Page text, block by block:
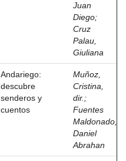
Juan
Diego;
Cruz
Palau,
Giuliana
Andariego:
descubre
senderos y
cuentos
Muñoz,
Cristina,
dir. ;
Fuentes
Maldonado,
Daniel
Abrahan